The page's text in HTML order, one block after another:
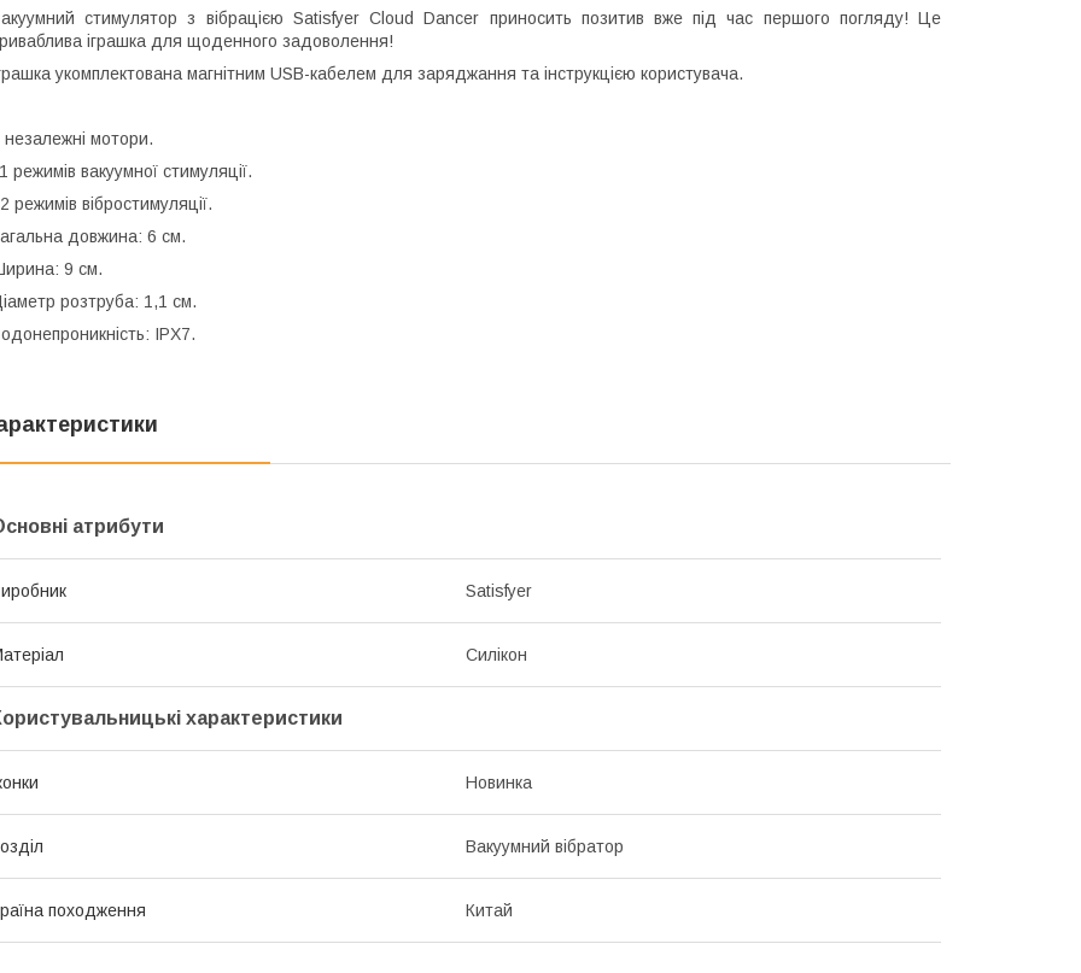
стимулятор з вібрацією Satisfyer Cloud Dancer приносить позитив вже під час першого погляду! Це
іграшка для щоденного задоволення!
укомплектована магнітним USB-кабелем для заряджання та інструкцією користувача.
незалежні мотори.
режимів вакуумної стимуляції.
режимів вібростимуляції.
довжина: 6 см.
9 см.
розтруба: 1,1 см.
IPX7.
атрибути
Satisfyer
Силікон
характеристики
Новинка
Вакуумний вібратор
походження Китай